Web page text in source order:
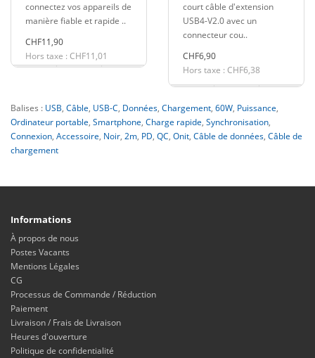
connectez vos appareils de
manière fiable et rapide ..
CHF11,90
Hors taxe : CHF11,01
court câble d'extension
USB4-V2.0 avec un
connecteur cou..
CHF6,90
Hors taxe : CHF6,38
Balises : USB, Câble, USB-C, Données, Chargement, 60W, Puissance,
Ordinateur portable, Smartphone, Charge rapide, Synchronisation,
Connexion, Accessoire, Noir, 2m, PD, QC, Onit, Câble de données, Câble de
chargement
Informations
À propos de nous
Postes Vacants
Mentions Légales
CG
Processus de Commande / Réduction
Paiement
Livraison / Frais de Livraison
Heures d'ouverture
Politique de confidentialité